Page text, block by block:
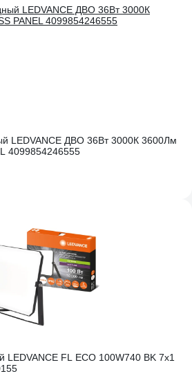
LEDVANCE ДВО 36Вт 3000К 3600Лм
4099854246555
LEDVANCE FL ECO 100W740 BK 7x1